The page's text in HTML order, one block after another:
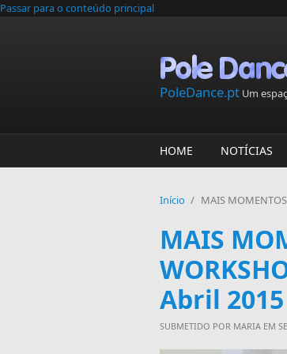
Passar para o conteúdo principal
PoleDance.pt Um
HOME NOTÍCIAS
Início / MAIS
MAIS
Abril 2015
SUBMETIDO POR MARIA EM